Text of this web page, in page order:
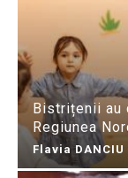
Bistrițenii au
Regiunea
Flavia DANCIU